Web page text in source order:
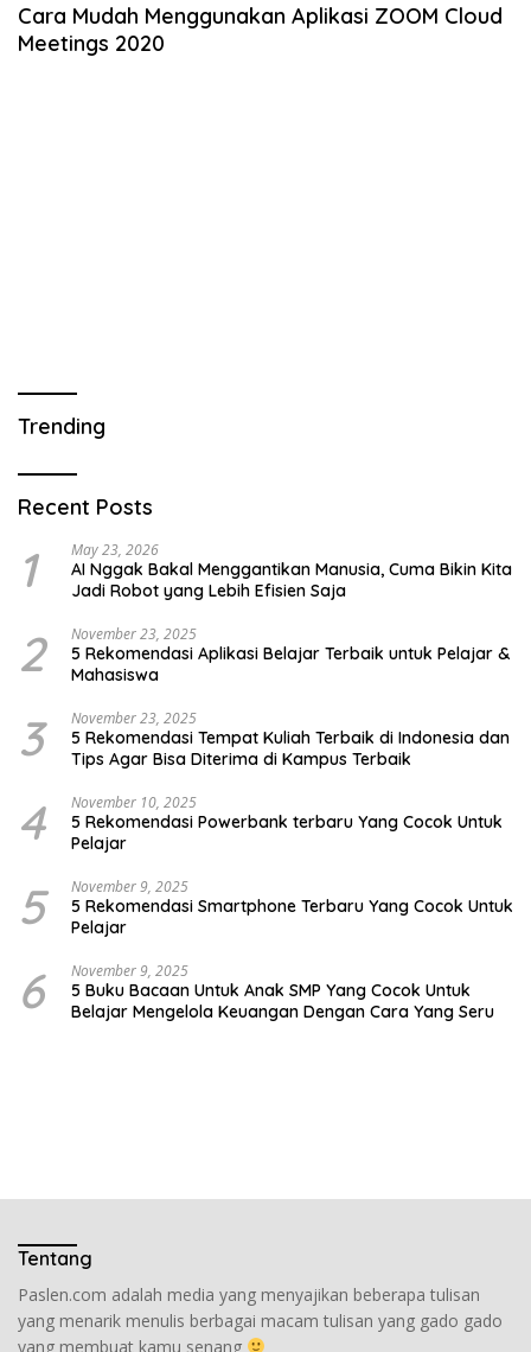
Cara Mudah Menggunakan Aplikasi ZOOM Cloud
Meetings 2020
Trending
Recent Posts
1 May 23, 2026
AI Nggak Bakal Menggantikan Manusia, Cuma Bikin Kita
Jadi Robot yang Lebih Efisien Saja
2 November 23, 2025
5 Rekomendasi Aplikasi Belajar Terbaik untuk Pelajar &
Mahasiswa
3 November 23, 2025
5 Rekomendasi Tempat Kuliah Terbaik di Indonesia dan
Tips Agar Bisa Diterima di Kampus Terbaik
4 November 10, 2025
5 Rekomendasi Powerbank terbaru Yang Cocok Untuk
Pelajar
5 November 9, 2025
5 Rekomendasi Smartphone Terbaru Yang Cocok Untuk
Pelajar
6 November 9, 2025
5 Buku Bacaan Untuk Anak SMP Yang Cocok Untuk
Belajar Mengelola Keuangan Dengan Cara Yang Seru
Tentang
Paslen.com adalah media yang menyajikan beberapa tulisan
yang menarik menulis berbagai macam tulisan yang gado gado
yang membuat kamu senang